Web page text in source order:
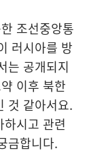
조선중앙통
러시아를 방
는 공개되지
이후 북한
것 같아서요.
시고 관련
금합니다.